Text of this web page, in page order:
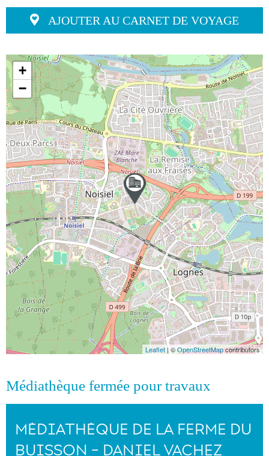
AJOUTER AU CARNET DE VOYAGE
+
−
Leaflet| ©OpenStreetMapcontributors
Médiathèque fermée pour travaux
MÉDIATHÈQUE DE LA FERME DU
BUISSON - DANIEL VACHEZ